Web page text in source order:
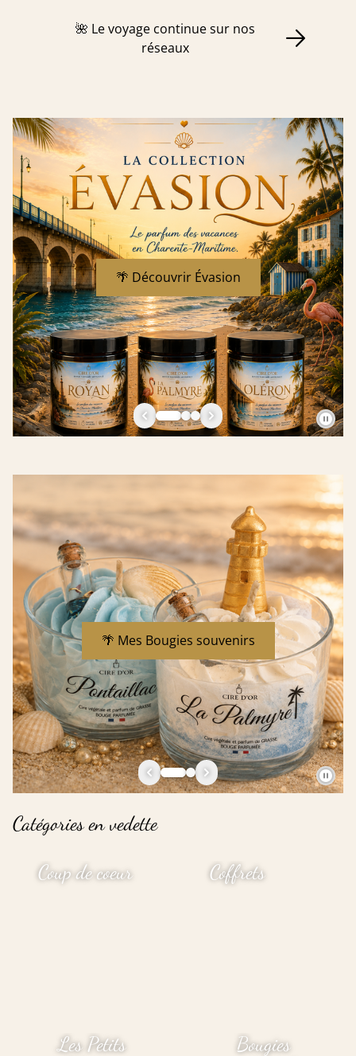
🌺 Le voyage continue sur nos
réseaux
🌴 Découvrir Évasion
🌴 Mes Bougies souvenirs
Catégories en vedette
Coup de coeur Coffrets
Les Petits
Bougies